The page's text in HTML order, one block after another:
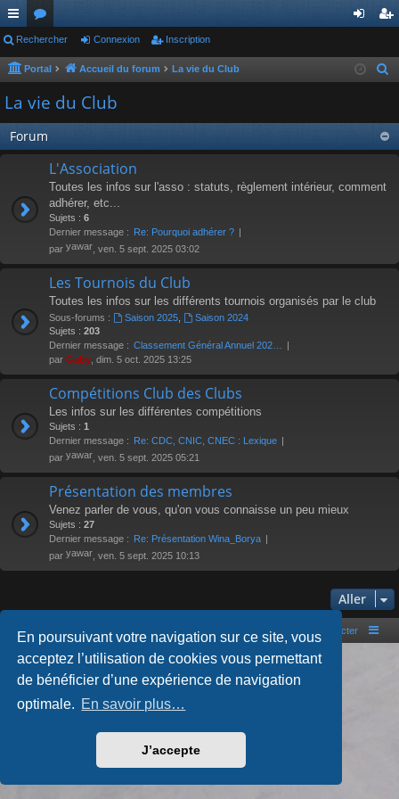
En poursuivant votre navigation sur ce site, vous
acceptez l’utilisation de cookies vous permettant
de bénéficier d’une expérience de navigation
optimale. En savoir plus…
J’accepte
ac
co
ur
ci
s
or
u
m
s
ne
on
cri
on
Rechercher Connexion Inscription
Portal Accueil du forum La vie du Club
La vie du Club
Forum
L'Association
Toutes les infos sur l'asso : statuts, règlement intérieur, comment
adhérer, etc...
Sujets : 6
Dernier message : Re: Pourquoi adhérer ?
par yawar , ven. 5 sept. 2025 03:02
Les Tournois du Club
Toutes les infos sur les différents tournois organisés par le club
Sous-forums : Saison 2025,
Saison 2024
Sujets : 203
Dernier message : Classement Général Annuel 202…
par Gaby , dim. 5 oct. 2025 13:25
Compétitions Club des Clubs
Les infos sur les différentes compétitions
Sujets : 1
Dernier message : Re: CDC, CNIC, CNEC : Lexique
par yawar , ven. 5 sept. 2025 05:21
Présentation des membres
Venez parler de vous, qu'on vous connaisse un peu mieux
Sujets : 27
Dernier message : Re: Présentation Wina_Borya
par yawar , ven. 5 sept. 2025 10:13
Aller
Portal Accueil du forum Nous contacter
Développé parphpBB® Forum Software © phpBB Limited
Style parArty- phpBB 3.3 par MrGaby
Confidentialité